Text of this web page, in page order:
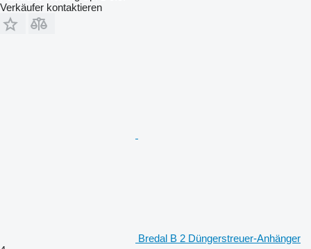
Verkäufer kontaktieren
Bredal B 2 Düngerstreuer-Anhänger